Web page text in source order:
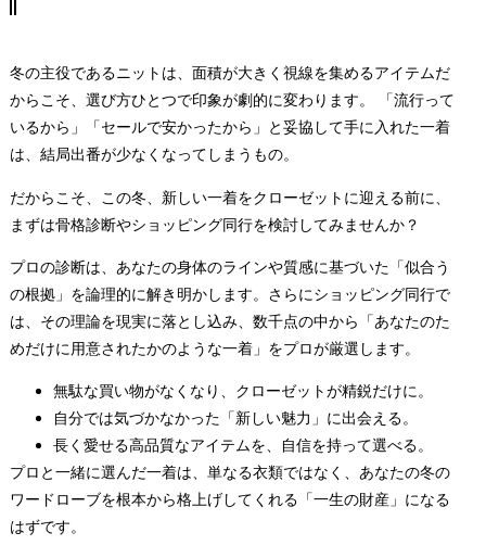
冬の主役であるニットは、面積が大きく視線を集めるアイテムだ
からこそ、選び方ひとつで印象が劇的に変わります。 「流行って
いるから」「セールで安かったから」と妥協して手に入れた一着
は、結局出番が少なくなってしまうもの。
だからこそ、この冬、新しい一着をクローゼットに迎える前に、
まずは骨格診断やショッピング同行を検討してみませんか？
プロの診断は、あなたの身体のラインや質感に基づいた「似合う
の根拠」を論理的に解き明かします。さらにショッピング同行で
は、その理論を現実に落とし込み、数千点の中から「あなたのた
めだけに用意されたかのような一着」をプロが厳選します。
無駄な買い物がなくなり、クローゼットが精鋭だけに。
自分では気づかなかった「新しい魅力」に出会える。
長く愛せる高品質なアイテムを、自信を持って選べる。
プロと一緒に選んだ一着は、単なる衣類ではなく、あなたの冬の
ワードローブを根本から格上げしてくれる「一生の財産」になる
はずです。